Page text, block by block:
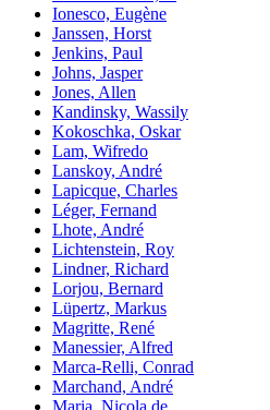
Ionesco, Eugène
Janssen, Horst
Jenkins, Paul
Johns, Jasper
Jones, Allen
Kandinsky, Wassily
Kokoschka, Oskar
Lam, Wifredo
Lanskoy, André
Lapicque, Charles
Léger, Fernand
Lhote, André
Lichtenstein, Roy
Lindner, Richard
Lorjou, Bernard
Lüpertz, Markus
Magritte, René
Manessier, Alfred
Marca-Relli, Conrad
Marchand, André
Maria, Nicola de